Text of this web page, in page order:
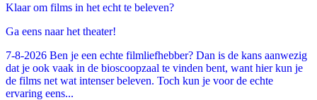
Klaar om films in het echt te beleven?
Ga eens naar het theater!
7-8-2026 Ben je een echte filmliefhebber? Dan is de kans aanwezig
dat je ook vaak in de bioscoopzaal te vinden bent, want hier kun je
de films net wat intenser beleven. Toch kun je voor de echte
ervaring eens...